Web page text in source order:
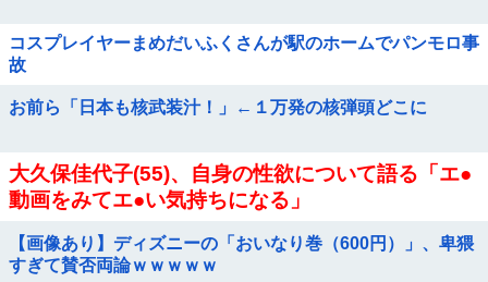
コスプレイヤーまめだいふくさんが駅のホームでパンモロ事
故
お前ら「日本も核武装汁！」←１万発の核弾頭どこに
大久保佳代子(55)、自身の性欲について語る「エ●
動画をみてエ●い気持ちになる」
【画像あり】ディズニーの「おいなり巻（600円）」、卑猥
すぎて賛否両論ｗｗｗｗｗ